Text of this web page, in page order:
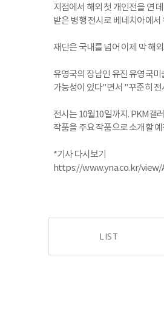
지점에서 해외 첫 개인전을 연
받은 병행 전시로 베네치아에서
재단은 국내를 넘어 이제 막 해
유영국의 장남인 유진 유영국
가능성이 있다"면서 "꾸준히 전
전시는 10월10일까지. PKM갤
작품을 주요 작품으로 소개할
*기사 다시보기
https://www.yna.co.kr/view/
LIST